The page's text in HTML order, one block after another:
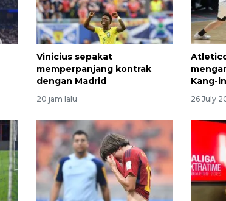
Vinicius sepakat
memperpanjang kontrak
dengan Madrid
20 jam lalu
Kang-
26 July
Sidang